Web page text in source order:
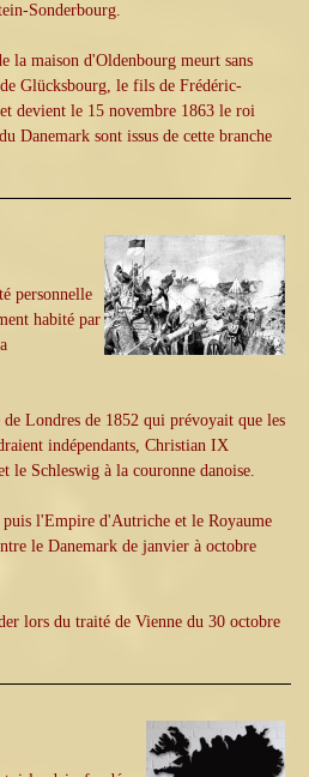
Sonderbourg.
maison d'Oldenbourg meurt sans
Glücksbourg, le fils de Frédéric-
devient le 15 novembre 1863 le roi
Danemark sont issus de cette branche
personnelle
habité par
Londres de 1852 qui prévoyait que les
indépendants, Christian IX
le Schleswig à la couronne danoise.
l'Empire d'Autriche et le Royaume
le Danemark de janvier à octobre
lors du traité de Vienne du 30 octobre